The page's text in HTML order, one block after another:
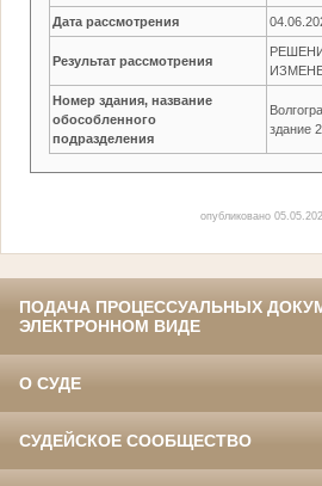
Дата рассмотрения
Результат рассмотрения
Номер здания, название
обособленного
подразделения
здание 2
опубликовано
ПОДАЧА ПРОЦЕССУАЛЬНЫХ
ЭЛЕКТРОННОМ ВИДЕ
О СУДЕ
СУДЕЙСКОЕ СООБЩЕСТВО